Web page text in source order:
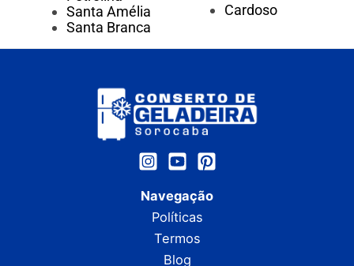
Santa Amélia
Santa Branca
Cardoso
Navegação
Políticas
Termos
Blog